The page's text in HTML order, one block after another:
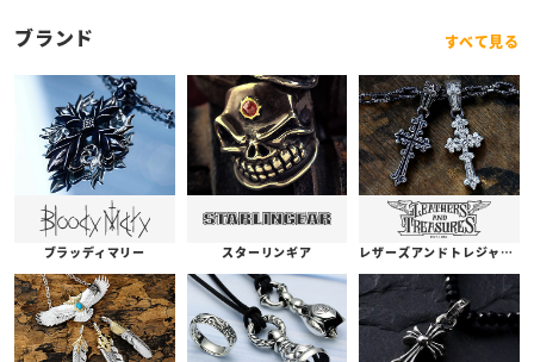
ブランド すべて見る
ブラッディマリー スターリンギア レザーズアンドトレジャーズ